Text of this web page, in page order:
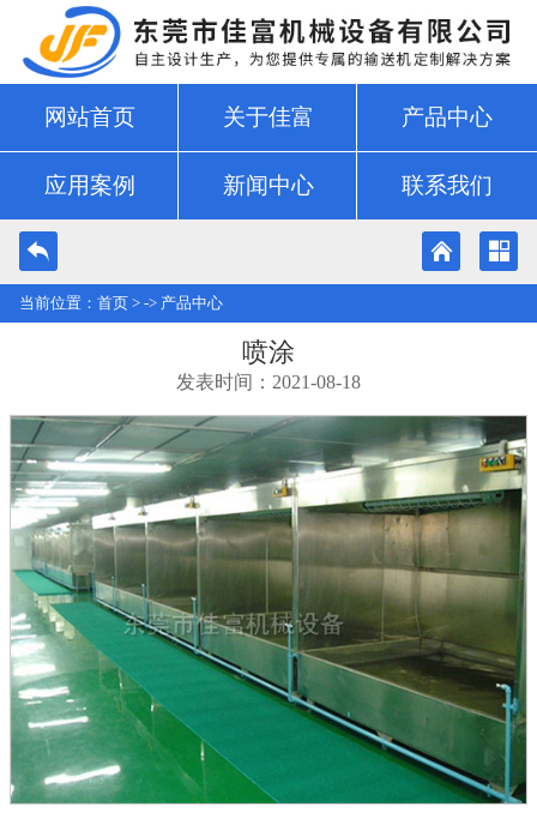
网站首页 关于佳富 产品中心
应用案例 新闻中心 联系我们
当前位置： 首页 > -> 产品中心
喷涂
发表时间：2021-08-18